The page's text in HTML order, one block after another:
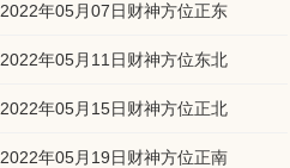
2022年05月07日财神方位正东
2022年05月11日财神方位东北
2022年05月15日财神方位正北
2022年05月19日财神方位正南